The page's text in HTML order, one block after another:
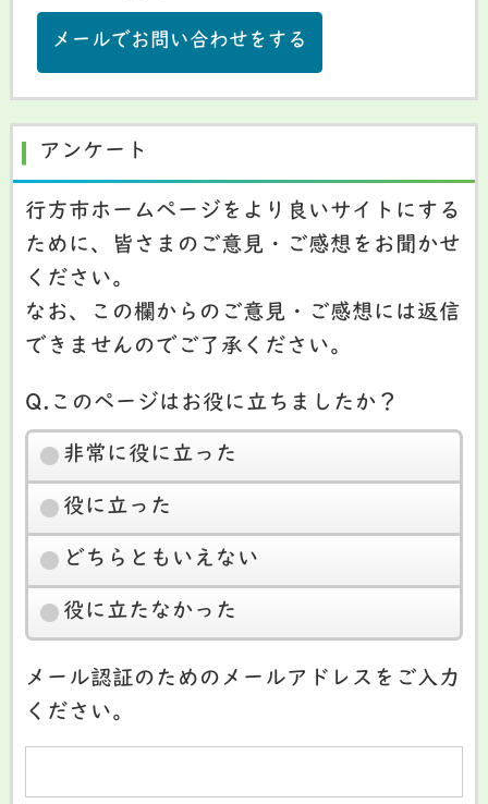
メールでお問い合わせをする
アンケート
行方市ホームページをより良いサイトにする
ために、皆さまのご意見・ご感想をお聞かせ
ください。
なお、この欄からのご意見・ご感想には返信
できませんのでご了承ください。
Q.このページはお役に立ちましたか？
非常に役に立った
役に立った
どちらともいえない
役に立たなかった
メール認証のためのメールアドレスをご入力
ください。